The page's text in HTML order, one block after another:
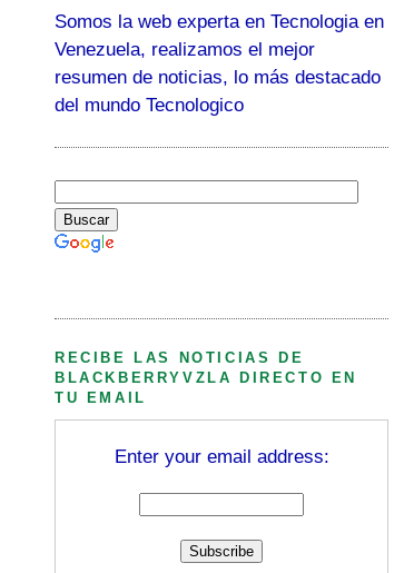
Somos la web experta en Tecnologia en
Venezuela, realizamos el mejor
resumen de noticias, lo más destacado
del mundo Tecnologico
RECIBE LAS NOTICIAS DE
BLACKBERRYVZLA DIRECTO EN
TU EMAIL
Enter your email address: